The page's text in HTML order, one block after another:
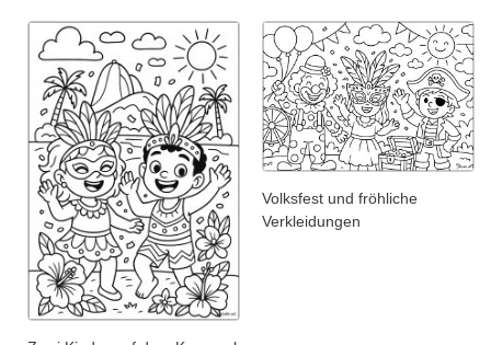
Volksfest und fröhliche
Verkleidungen